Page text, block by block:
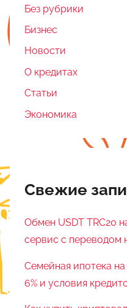
Без рубрики
Бизнес
Новости
О кредитах
Статьи
Экономика
Свежие
Обмен USDT TRC20
сервис с переводом
Семейная ипотека
6% и условия